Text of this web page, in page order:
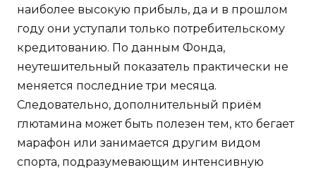
наиболее высокую прибыль, да и в прошлом
году они уступали только потребительскому
кредитованию. По данным Фонда,
неутешительный показатель практически не
меняется последние три месяца.
Следовательно, дополнительный приём
глютамина может быть полезен тем, кто бегает
марафон или занимается другим видом
спорта, подразумевающим интенсивную